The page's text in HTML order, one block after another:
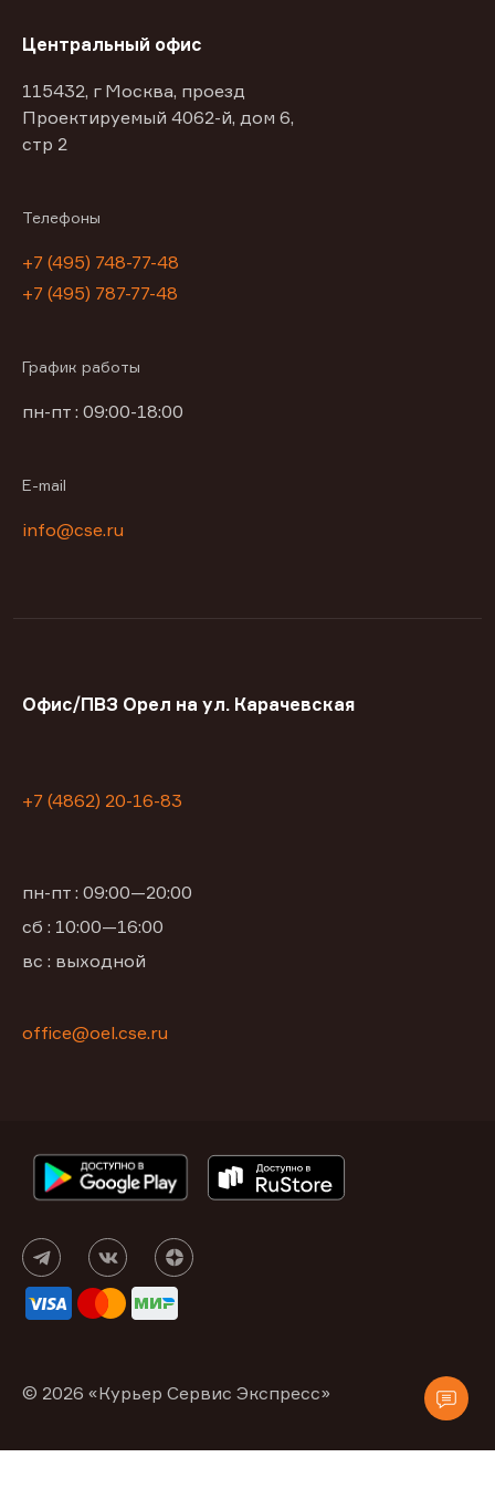
Центральный офис
115432, г Москва, проезд
Проектируемый 4062-й, дом 6,
стр 2
Телефоны
+7 (495) 748-77-48
+7 (495) 787-77-48
График работы
пн-пт : 09:00-18:00
E-mail
info@cse.ru
Офис/ПВЗ Орел на ул. Карачевская
+7 (4862) 20-16-83
пн-пт : 09:00—20:00
сб : 10:00—16:00
вс : выходной
office@oel.cse.ru
© 2026 «Курьер Сервис Экспресс»